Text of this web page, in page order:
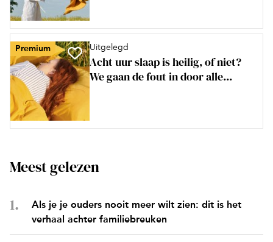
Premium Uitgelegd
Acht uur slaap is heilig, of niet?
We gaan de fout in door alle...
Meest gelezen
Als je je ouders nooit meer wilt zien: dit is het
verhaal achter familiebreuken